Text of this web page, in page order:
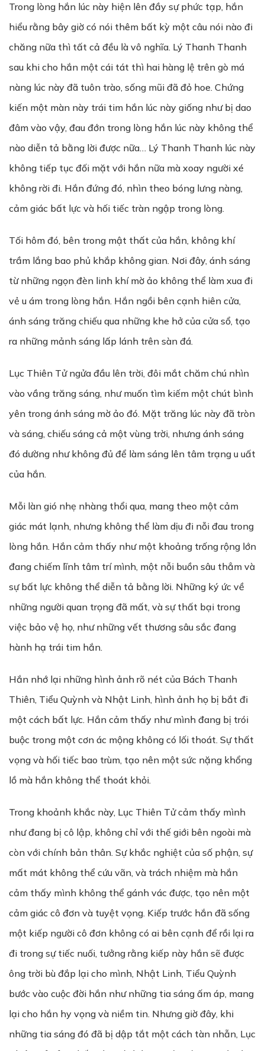
Trong lòng hắn lúc này hiện lên đầy sự phức tạp, hắn
hiểu rằng bây giờ có nói thêm bất kỳ một câu nói nào đi
chăng nữa thì tất cả đều là vô nghĩa. Lý Thanh Thanh
sau khi cho hắn một cái tát thì hai hàng lệ trên gò má
nàng lúc này đã tuôn trào, sống mũi đã đỏ hoe. Chứng
kiến một màn này trái tim hắn lúc này giống như bị dao
đâm vào vậy, đau đớn trong lòng hắn lúc này không thể
nào diễn tả bằng lời được nữa… Lý Thanh Thanh lúc này
không tiếp tục đối mặt với hắn nữa mà xoay người xé
không rời đi. Hắn đứng đó, nhìn theo bóng lưng nàng,
cảm giác bất lực và hối tiếc tràn ngập trong lòng.
Tối hôm đó, bên trong mật thất của hắn, không khí
trầm lắng bao phủ khắp không gian. Nơi đây, ánh sáng
từ những ngọn đèn linh khí mờ ảo không thể làm xua đi
vẻ u ám trong lòng hắn. Hắn ngồi bên cạnh hiên cửa,
ánh sáng trăng chiếu qua những khe hở của cửa sổ, tạo
ra những mảnh sáng lấp lánh trên sàn đá.
Lục Thiên Tử ngửa đầu lên trời, đôi mắt chăm chú nhìn
vào vầng trăng sáng, như muốn tìm kiếm một chút bình
yên trong ánh sáng mờ ảo đó. Mặt trăng lúc này đã tròn
và sáng, chiếu sáng cả một vùng trời, nhưng ánh sáng
đó dường như không đủ để làm sáng lên tâm trạng u uất
của hắn.
Mỗi làn gió nhẹ nhàng thổi qua, mang theo một cảm
giác mát lạnh, nhưng không thể làm dịu đi nỗi đau trong
lòng hắn. Hắn cảm thấy như một khoảng trống rộng lớn
đang chiếm lĩnh tâm trí mình, một nỗi buồn sâu thẳm và
sự bất lực không thể diễn tả bằng lời. Những ký ức về
những người quan trọng đã mất, và sự thất bại trong
việc bảo vệ họ, như những vết thương sâu sắc đang
hành hạ trái tim hắn.
Hắn nhớ lại những hình ảnh rõ nét của Bách Thanh
Thiên, Tiểu Quỳnh và Nhật Linh, hình ảnh họ bị bắt đi
một cách bất lực. Hắn cảm thấy như mình đang bị trói
buộc trong một cơn ác mộng không có lối thoát. Sự thất
vọng và hối tiếc bao trùm, tạo nên một sức nặng khổng
lồ mà hắn không thể thoát khỏi.
Trong khoảnh khắc này, Lục Thiên Tử cảm thấy mình
như đang bị cô lập, không chỉ với thế giới bên ngoài mà
còn với chính bản thân. Sự khắc nghiệt của số phận, sự
mất mát không thể cứu vãn, và trách nhiệm mà hắn
cảm thấy mình không thể gánh vác được, tạo nên một
cảm giác cô đơn và tuyệt vọng. Kiếp trước hắn đã sống
một kiếp người cô đơn không có ai bên cạnh để rồi lại ra
đi trong sự tiếc nuối, tưởng rằng kiếp này hắn sẽ được
ông trời bù đắp lại cho mình, Nhật Linh, Tiểu Quỳnh
bước vào cuộc đời hắn như những tia sáng ấm áp, mang
lại cho hắn hy vọng và niềm tin. Nhưng giờ đây, khi
những tia sáng đó đã bị dập tắt một cách tàn nhẫn, Lục